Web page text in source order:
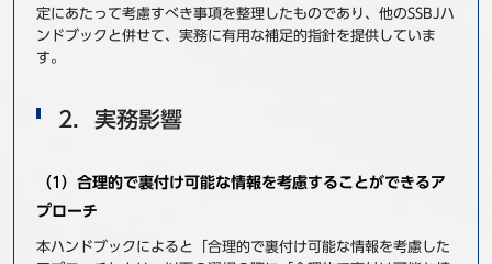
定にあたって考慮すべき事項を整理したものであり、他のSSBJハ
ンドブックと併せて、実務に有用な補足的指針を提供していま
す。
2．実務影響
（1）合理的で裏付け可能な情報を考慮することができるア
プローチ
本ハンドブックによると「合理的で裏付け可能な情報を考慮した